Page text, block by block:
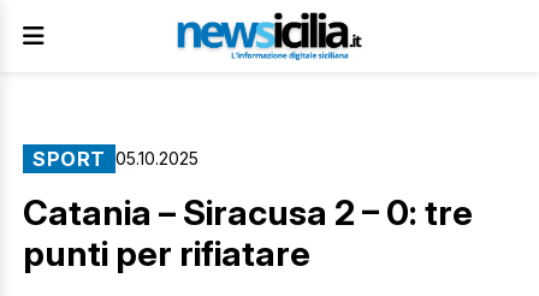
SPORT 05.10.2025
Catania – Siracusa 2 – 0: tre
punti per rifiatare